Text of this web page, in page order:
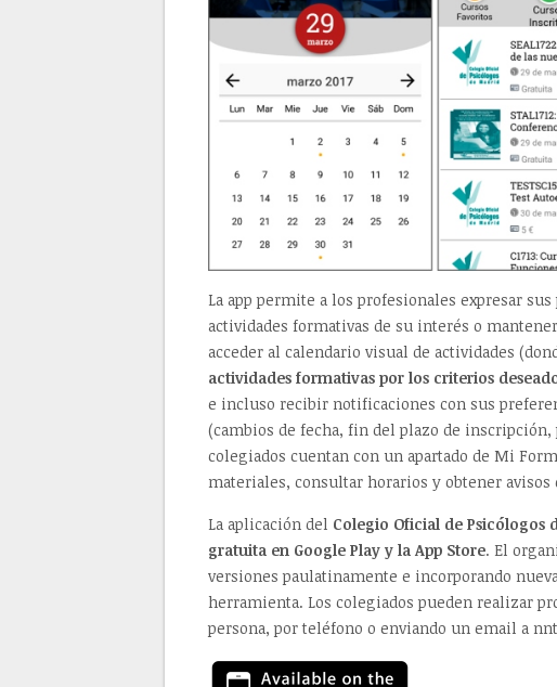
La app permite a los profesionales expresar
actividades formativas de su interés o
acceder al calendario visual de actividades
actividades formativas por los criterios
e incluso recibir notificaciones con sus
(cambios de fecha, fin del plazo de inscripción,
colegiados cuentan con un apartado de Mi
materiales, consultar horarios y obtener
La aplicación del Colegio Oficial de Psicólogos
gratuita en Google Play y la App Store. El
versiones paulatinamente e incorporando
herramienta. Los colegiados pueden realizar
persona, por teléfono o enviando un email a